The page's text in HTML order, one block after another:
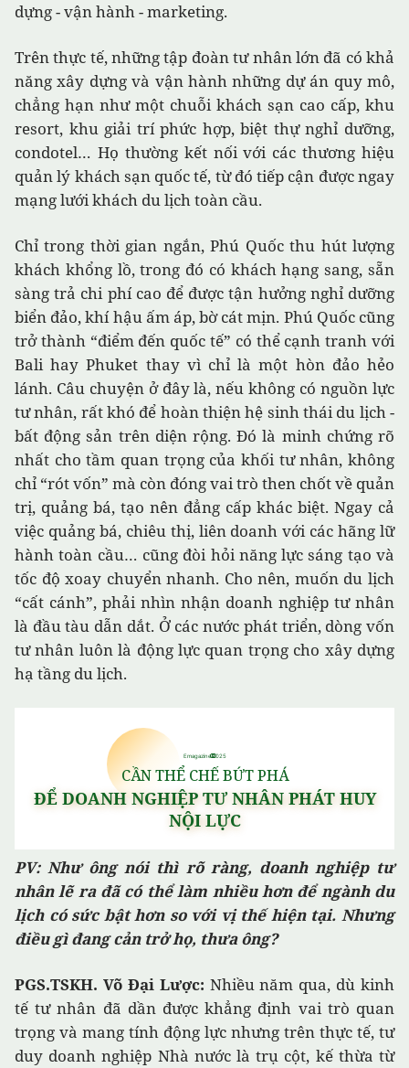
dựng - vận hành - marketing.
Trên thực tế, những tập đoàn tư nhân lớn đã có khả
năng xây dựng và vận hành những dự án quy mô,
chẳng hạn như một chuỗi khách sạn cao cấp, khu
resort, khu giải trí phức hợp, biệt thự nghỉ dưỡng,
condotel… Họ thường kết nối với các thương hiệu
quản lý khách sạn quốc tế, từ đó tiếp cận được ngay
mạng lưới khách du lịch toàn cầu.
Chỉ trong thời gian ngắn, Phú Quốc thu hút lượng
khách khổng lồ, trong đó có khách hạng sang, sẵn
sàng trả chi phí cao để được tận hưởng nghỉ dưỡng
biển đảo, khí hậu ấm áp, bờ cát mịn. Phú Quốc cũng
trở thành “điểm đến quốc tế” có thể cạnh tranh với
Bali hay Phuket thay vì chỉ là một hòn đảo hẻo
lánh. Câu chuyện ở đây là, nếu không có nguồn lực
tư nhân, rất khó để hoàn thiện hệ sinh thái du lịch -
bất động sản trên diện rộng. Đó là minh chứng rõ
nhất cho tầm quan trọng của khối tư nhân, không
chỉ “rót vốn” mà còn đóng vai trò then chốt về quản
trị, quảng bá, tạo nên đẳng cấp khác biệt. Ngay cả
việc quảng bá, chiêu thị, liên doanh với các hãng lữ
hành toàn cầu… cũng đòi hỏi năng lực sáng tạo và
tốc độ xoay chuyển nhanh. Cho nên, muốn du lịch
“cất cánh”, phải nhìn nhận doanh nghiệp tư nhân
là đầu tàu dẫn dắt. Ở các nước phát triển, dòng vốn
tư nhân luôn là động lực quan trọng cho xây dựng
hạ tầng du lịch.
PV: Như ông nói thì rõ ràng, doanh nghiệp tư
nhân lẽ ra đã có thể làm nhiều hơn để ngành du
lịch có sức bật hơn so với vị thế hiện tại. Nhưng
điều gì đang cản trở họ, thưa ông?
PGS.TSKH. Võ Đại Lược: Nhiều năm qua, dù kinh
tế tư nhân đã dần được khẳng định vai trò quan
trọng và mang tính động lực nhưng trên thực tế, tư
duy doanh nghiệp Nhà nước là trụ cột, kế thừa từ